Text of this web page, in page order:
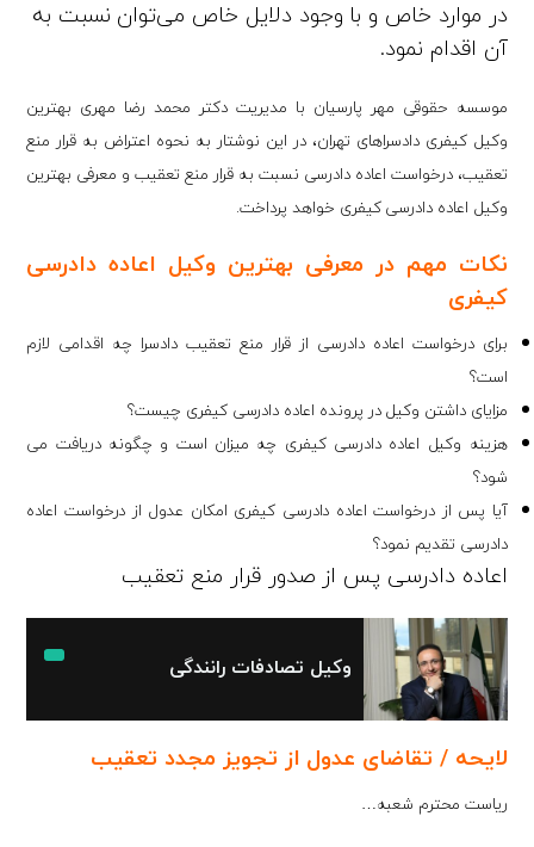
در موارد خاص و با وجود دلایل خاص می‌توان نسبت به
آن اقدام نمود.
موسسه حقوقی مهر پارسیان با مدیریت دکتر محمد رضا مهری بهترین
وکیل کیفری دادسراهای تهران، در این نوشتار به نحوه اعتراض به قرار منع
تعقیب، درخواست اعاده دادرسی نسبت به قرار منع تعقیب و معرفی بهترین
وکیل اعاده دادرسی کیفری خواهد پرداخت.
نکات مهم در معرفی بهترین وکیل اعاده دادرسی
کیفری
برای درخواست اعاده دادرسی از قرار منع تعقیب دادسرا چه اقدامی لازم
است؟
مزایای داشتن وکیل در پرونده اعاده دادرسی کیفری چیست؟
هزینه وکیل اعاده دادرسی کیفری چه میزان است و چگونه دریافت می
شود؟
آیا پس از درخواست اعاده دادرسی کیفری امکان عدول از درخواست اعاده
دادرسی تقدیم نمود؟
اعاده دادرسی پس از صدور قرار منع تعقیب
وکیل تصادفات رانندگی
لایحه / تقاضای عدول از تجویز مجدد تعقیب
ریاست محترم شعبه…